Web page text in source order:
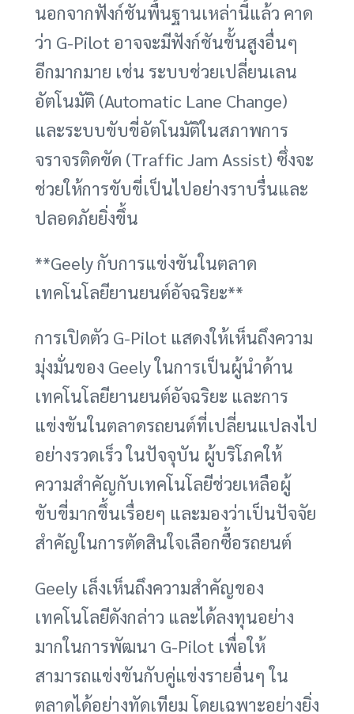
นอกจากฟังก์ชันพื้นฐานเหล่านี้แล้ว คาด
ว่า G-Pilot อาจจะมีฟังก์ชันขั้นสูงอื่นๆ
อีกมากมาย เช่น ระบบช่วยเปลี่ยนเลน
อัตโนมัติ (Automatic Lane Change)
และระบบขับขี่อัตโนมัติในสภาพการ
จราจรติดขัด (Traffic Jam Assist) ซึ่งจะ
ช่วยให้การขับขี่เป็นไปอย่างราบรื่นและ
ปลอดภัยยิ่งขึ้น
**Geely กับการแข่งขันในตลาด
เทคโนโลยียานยนต์อัจฉริยะ**
การเปิดตัว G-Pilot แสดงให้เห็นถึงความ
มุ่งมั่นของ Geely ในการเป็นผู้นำด้าน
เทคโนโลยียานยนต์อัจฉริยะ และการ
แข่งขันในตลาดรถยนต์ที่เปลี่ยนแปลงไป
อย่างรวดเร็ว ในปัจจุบัน ผู้บริโภคให้
ความสำคัญกับเทคโนโลยีช่วยเหลือผู้
ขับขี่มากขึ้นเรื่อยๆ และมองว่าเป็นปัจจัย
สำคัญในการตัดสินใจเลือกซื้อรถยนต์
Geely เล็งเห็นถึงความสำคัญของ
เทคโนโลยีดังกล่าว และได้ลงทุนอย่าง
มากในการพัฒนา G-Pilot เพื่อให้
สามารถแข่งขันกับคู่แข่งรายอื่นๆ ใน
ตลาดได้อย่างทัดเทียม โดยเฉพาะอย่างยิ่ง